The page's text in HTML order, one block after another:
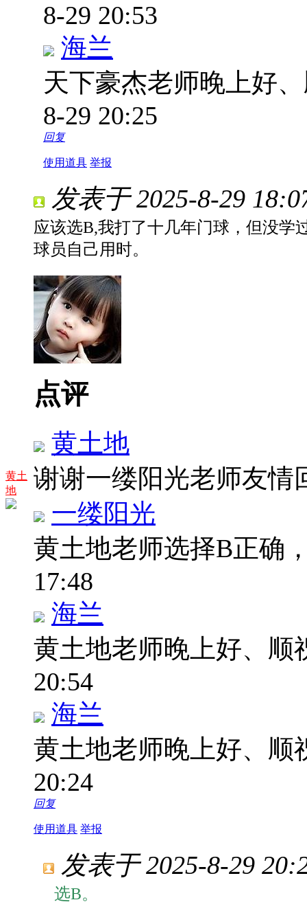
8-29 20:53
海兰
天下豪杰老师晚上好
8-29 20:25
回复
使用道具 举报
黄土
地
发表于 2025-8-29
应该选B,我打了十几年门球，但没学
球员自己用时。
点评
黄土地
谢谢一缕阳光老师友
一缕阳光
黄土地老师选择B正确
17:48
海兰
黄土地老师晚上好、
20:54
海兰
黄土地老师晚上好、
20:24
回复
使用道具 举报
发表于 2025-8-29
选B。